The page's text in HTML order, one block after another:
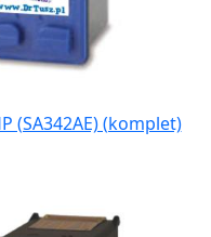
(SA342AE) (komplet)